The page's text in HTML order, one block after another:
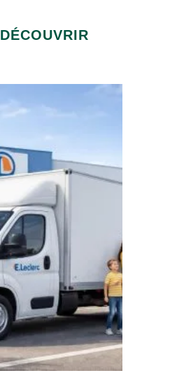
DÉCOUVRIR